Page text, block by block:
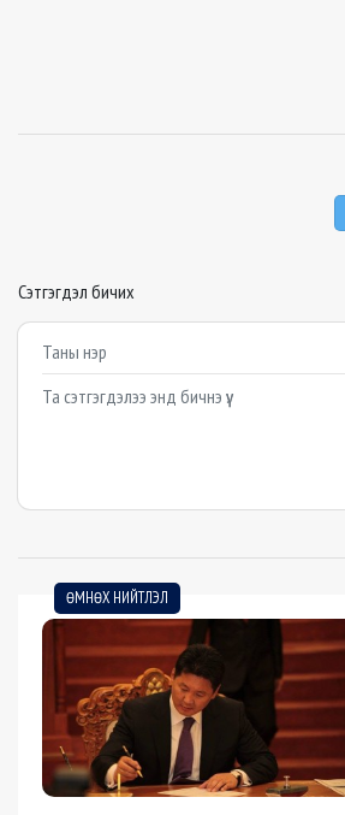
Сэтгэгдэл бичих
Example textarea
ӨМНӨХ НИЙТЛЭЛ